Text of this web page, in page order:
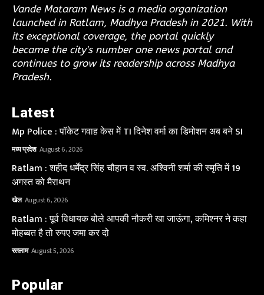
Vande Mataram News is a media organization
launched in Ratlam, Madhya Pradesh in 2021. With
its exceptional coverage, the portal quickly
became the city's number one news portal and
continues to grow its readership across Madhya
Pradesh.
Latest
Mp Police : पॉकेट गवाह केस में TI दिनेश वर्मा का डिमोशन अब बने SI
मध्य प्रदेश August 6, 2026
Ratlam : शहीद धर्मेंद्र सिंह चौहान व स्व. अश्विनी शर्मा की स्मृति में 19
अगस्त को मैराथन
खेल August 6, 2026
Ratlam : पूर्व विधायक बोले आपकी नौकरी खा जाऊंगा, कमिश्नर ने कहा
मोहब्बत है तो रुपए जमा कर दो
रतलाम August 5, 2026
Popular